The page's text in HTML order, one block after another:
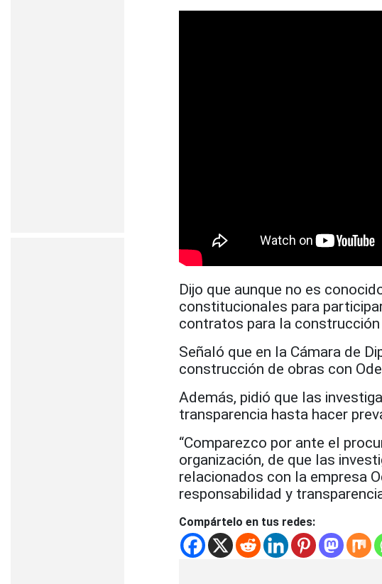
Dijo que aunque no es
constitucionales para
contratos para la construcción
Señaló que en la Cámara de
construcción de obras con
Además, pidió que las
transparencia hasta hacer
“Comparezco por ante el
organización, de que las
relacionados con la empresa
responsabilidad y
Compártelo en tus redes: